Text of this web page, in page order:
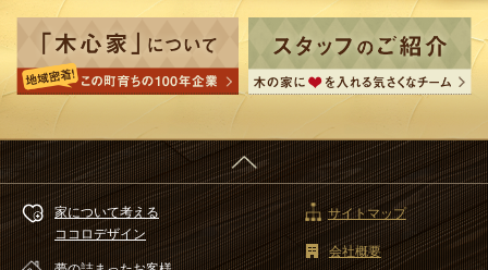
家について考える
ココロデザイン
サイトマップ
会社概要